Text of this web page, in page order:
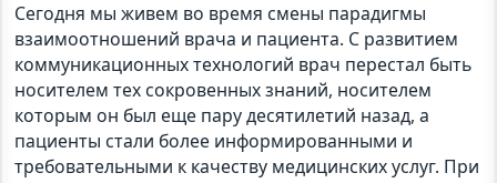
Сегодня мы живем во время смены парадигмы
взаимоотношений врача и пациента. С развитием
коммуникационных технологий врач перестал быть
носителем тех сокровенных знаний, носителем
которым он был еще пару десятилетий назад, а
пациенты стали более информированными и
требовательными к качеству медицинских услуг. При